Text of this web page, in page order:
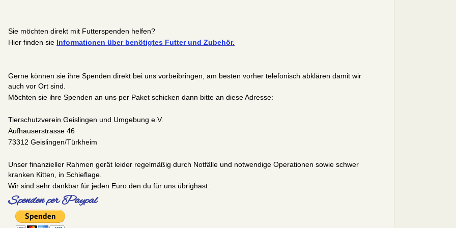
Sie möchten direkt mit Futterspenden helfen?
Hier finden sie Informationen über benötigtes Futter und Zubehör.
Gerne können sie ihre Spenden direkt bei uns vorbeibringen, am besten vorher telefonisch abklären damit wir
auch vor Ort sind.
Möchten sie ihre Spenden an uns per Paket schicken dann bitte an diese Adresse:
Tierschutzverein Geislingen und Umgebung e.V.
Aufhauserstrasse 46
73312 Geislingen/Türkheim
Unser finanzieller Rahmen gerät leider regelmäßig durch Notfälle und notwendige Operationen sowie schwer
kranken Kitten, in Schieflage.
Wir sind sehr dankbar für jeden Euro den du für uns übrighast.
Spenden per Paypal